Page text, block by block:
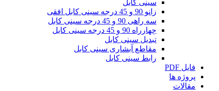
سینی کابل
زانو 90 و 45 درجه سینی کابل افقی
سه راهی 90 و 45 درجه سینی کابل
چهارراه 90 و 45 درجه سینی کابل
تبدیل سینی کابل
مقاطع آبشاری سینی کابل
رابط سینی کابل
فایل PDF
پروژه ها
مقالات